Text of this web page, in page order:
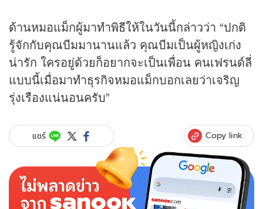
ด้านหมอแม็กผู้มาทำพิธีให้ในวันนี้กล่าวว่า “ปกติ
รู้จักกับคุณบีมมานานแล้ว คุณบีมเป็นผู้หญิงเก่ง
น่ารัก ใครอยู่ด้วยก็อยากจะเป็นเพื่อน คนเฟรนด์ลี่
แบบนี้เมื่อมาทำธุรกิจหมอแม็กบอกเลยว่าเจริญ
รุ่งเรืองแน่นอนครับ”
แชร์ Copy link